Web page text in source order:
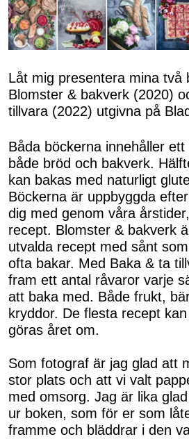
Låt mig presentera mina två
Blomster & bakverk (2020)
tillvara (2022) utgivna på
Båda böckerna innehåller
både bröd och bakverk.
kan bakas med naturligt
Böckerna är uppbyggda
dig med genom våra
recept. Blomster & bakverk
utvalda recept med sånt
ofta bakar. Med Baka & ta
fram ett antal råvaror varje
att baka med. Både frukt,
kryddor. De flesta recept
göras året om.
Som fotograf är jag glad att
stor plats och att vi valt
med omsorg. Jag är lika
ur boken, som för er som
framme och bläddrar i den